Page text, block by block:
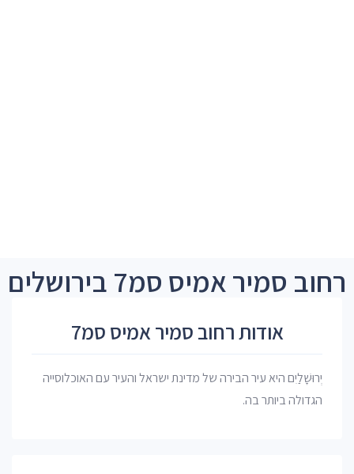
רחוב סמיר אמיס סמ7 בירושלים
אודות רחוב סמיר אמיס סמ7
יְרוּשָׁלַיִם היא עיר הבירה של מדינת ישראל והעיר עם האוכלוסייה
הגדולה ביותר בה.